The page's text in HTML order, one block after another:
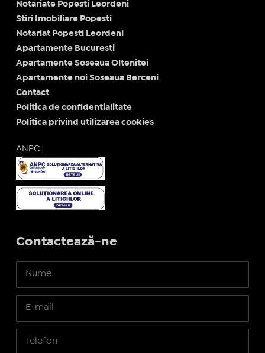
Notariate Popesti Leordeni
Stiri Imobiliare Popesti
Notariat Popesti Leordeni
Apartamente Bucuresti
Apartamente Soseaua Oltenitei
Apartamente noi Soseaua Berceni
Contact
Politica de confidentialitate
Politica privind utilizarea cookies
ANPC
Contactează-ne